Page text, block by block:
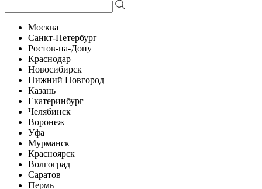
Москва
Санкт-Петербург
Ростов-на-Дону
Краснодар
Новосибирск
Нижний Новгород
Казань
Екатеринбург
Челябинск
Воронеж
Уфа
Мурманск
Красноярск
Волгоград
Саратов
Пермь